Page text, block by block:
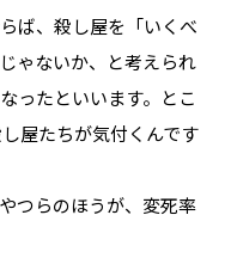
ば、殺し屋を「いくべ
ゃないか、と考えられ
ったといいます。とこ
屋たちが気付くんです
つらのほうが、変死率